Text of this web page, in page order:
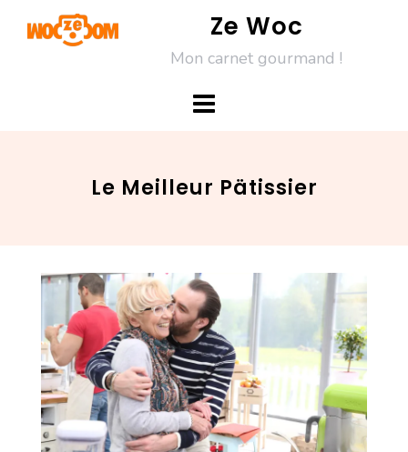
Ze Woc
Mon carnet gourmand !
Le Meilleur Pätissier